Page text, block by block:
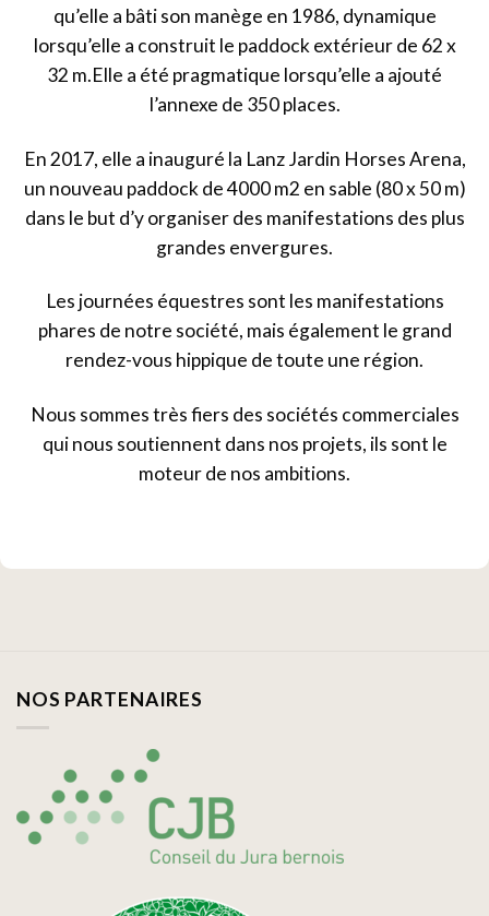
qu’elle a bâti son manège en 1986, dynamique
lorsqu’elle a construit le paddock extérieur de 62 x
32 m.Elle a été pragmatique lorsqu’elle a ajouté
l’annexe de 350 places.
En 2017, elle a inauguré la Lanz Jardin Horses Arena,
un nouveau paddock de 4000 m2 en sable (80 x 50 m)
dans le but d’y organiser des manifestations des plus
grandes envergures.
Les journées équestres sont les manifestations
phares de notre société, mais également le grand
rendez-vous hippique de toute une région.
Nous sommes très fiers des sociétés commerciales
qui nous soutiennent dans nos projets, ils sont le
moteur de nos ambitions.
NOS PARTENAIRES